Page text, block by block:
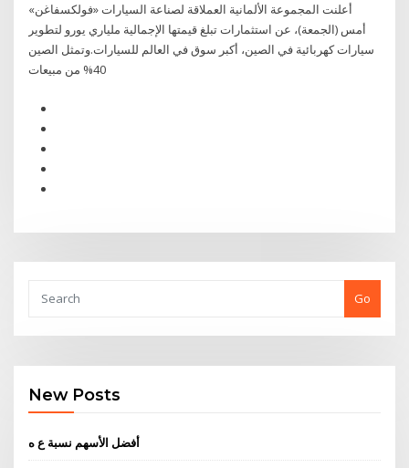
أعلنت المجموعة الألمانية العملاقة لصناعة السيارات «فولكسفاغن»
أمس (الجمعة)، عن استثمارات تبلغ قيمتها الإجمالية ملياري يورو لتطوير
سيارات كهربائية في الصين، أكبر سوق في العالم للسيارات.وتمثل الصين
40% من مبيعات
Go
New Posts
أفضل الأسهم نسبة ع ه